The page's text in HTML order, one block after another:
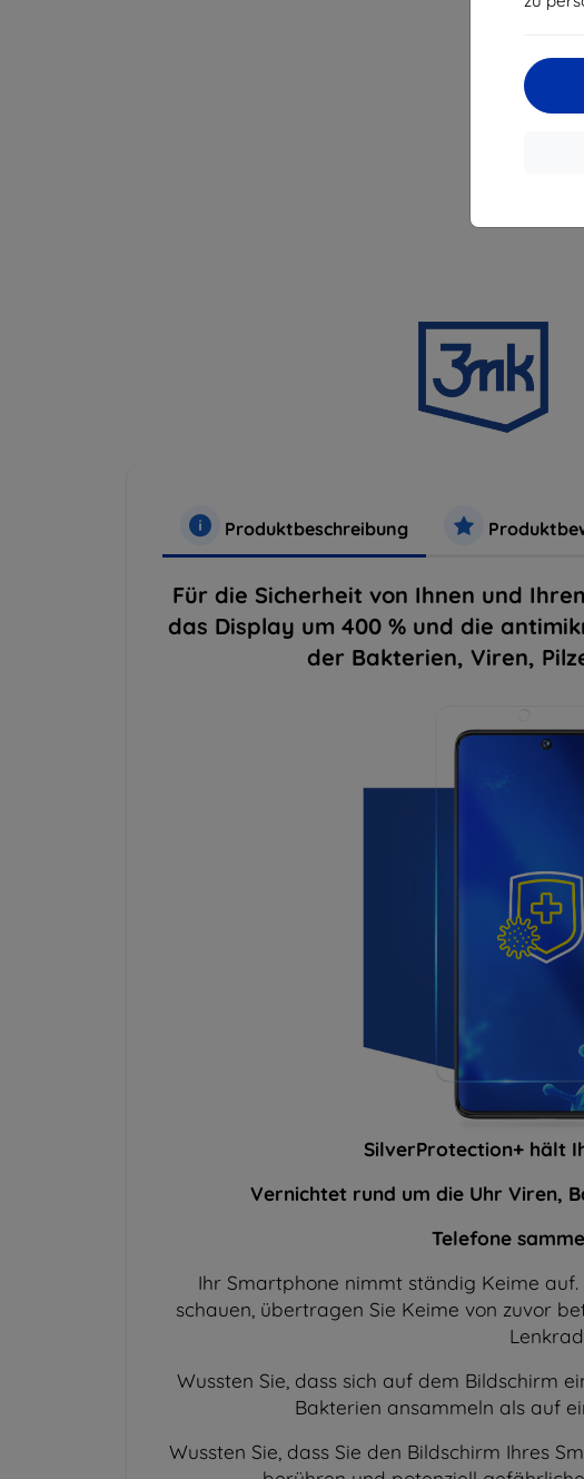
Produktbeschreibung
Für die Sicherheit von Ihnen und
das Display um 400 % und die
der Bakterien, Viren,
SilverProtection+ hält
Vernichtet rund um die Uhr Viren,
Telefone
Ihr Smartphone nimmt ständig Keime auf.
schauen, übertragen Sie Keime von zuvor
Wussten Sie, dass sich auf dem Bildschirm
Bakterien ansammeln als auf
Wussten Sie, dass Sie den Bildschirm Ihres